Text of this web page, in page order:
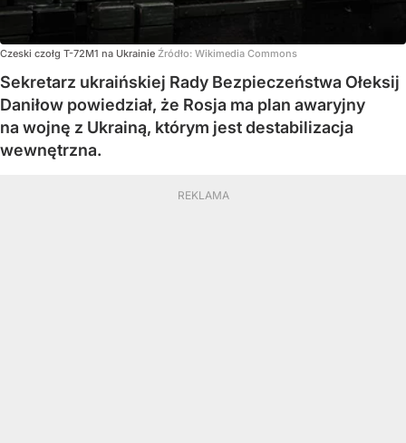
Czeski czołg T-72M1 na Ukrainie Źródło: Wikimedia Commons
Sekretarz ukraińskiej Rady Bezpieczeństwa Ołeksij
Daniłow powiedział, że Rosja ma plan awaryjny
na wojnę z Ukrainą, którym jest destabilizacja
wewnętrzna.